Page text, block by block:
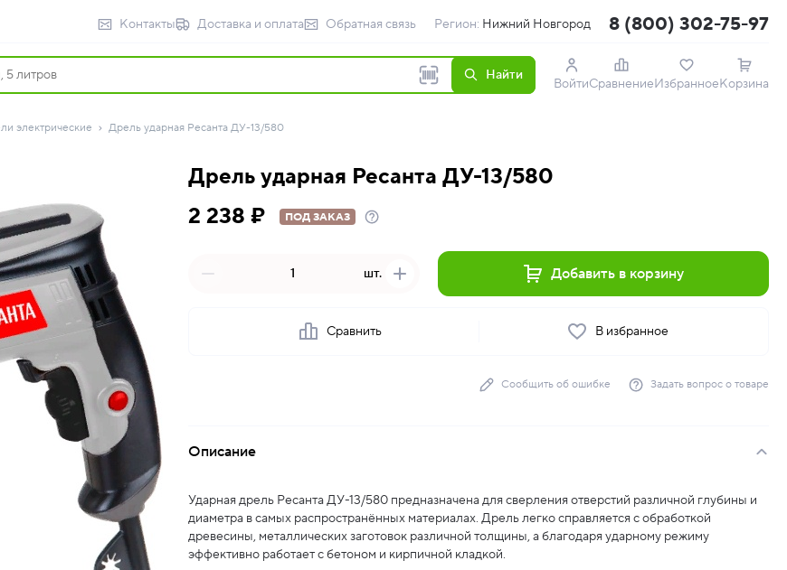
Контакты Доставка и оплата Обратная связь Регион: Нижний Новгород 8 (800) 302-75-97
Найти
ВойтиСравнениеИзбранноеКорзина
электрические Дрель ударная Ресанта ДУ-13/580
Дрель ударная Ресанта ДУ-13/580
2 238 ₽
ПОД ЗАКАЗ
шт. Добавить в корзину
Сравнить В избранное
Сообщить об ошибке Задать вопрос о товаре
Описание
Ударная дрель Ресанта ДУ-13/580 предназначена для сверления отверстий различной глубины и
диаметра в самых распространённых материалах. Дрель легко справляется с обработкой
древесины, металлических заготовок различной толщины, а благодаря ударному режиму
эффективно работает с бетоном и кирпичной кладкой.